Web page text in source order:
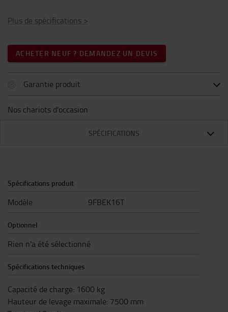
Plus de spécifications >
ACHETER NEUF ? DEMANDEZ UN DEVIS
Garantie produit
Nos chariots d'occasion
SPÉCIFICATIONS
Spécifications produit
Modèle 9FBEK16T
Optionnel
Rien n'a été sélectionné
Spécifications techniques
Capacité de charge: 1600 kg
Hauteur de levage maximale: 7500 mm